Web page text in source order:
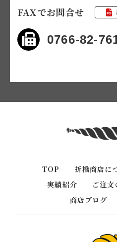
FAXでお問合せ
0766-82-
TOP 折橋商店に
実績紹介
ご注
商店ブログ